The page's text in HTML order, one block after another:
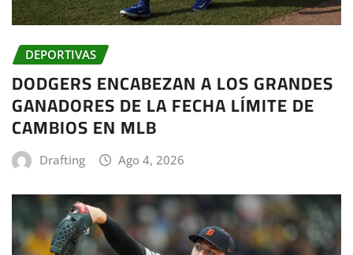
DEPORTIVAS
DODGERS ENCABEZAN A LOS GRANDES
GANADORES DE LA FECHA LÍMITE DE
CAMBIOS EN MLB
Drafting Ago 4, 2026